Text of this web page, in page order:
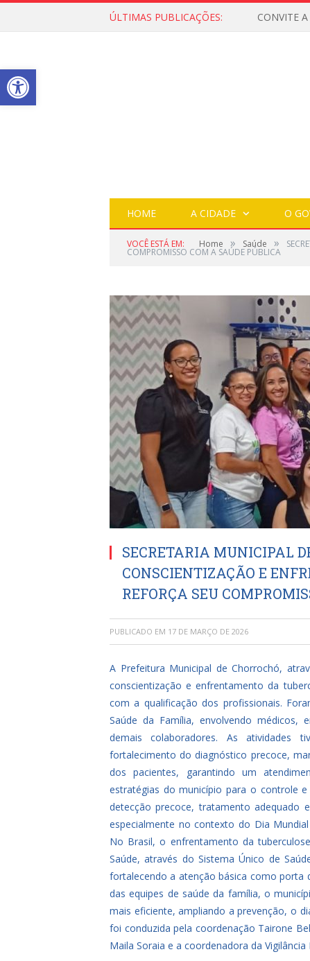
ÚLTIMAS PUBLICAÇÕES:
HOME A CIDADE O
VOCÊ ESTÁ EM: Home » Saúde »
COMPROMISSO COM A SAÚDE PÚBLICA
SECRETARIA MUNICIPAL
CONSCIENTIZAÇÃO E
REFORÇA SEU
PUBLICADO EM 17 DE MARÇO DE 2026
A Prefeitura Municipal de Chorrochó,
conscientização e enfrentamento da
com a qualificação dos profissionais.
Saúde da Família, envolvendo médicos,
demais colaboradores. As atividades
fortalecimento do diagnóstico precoce,
dos pacientes, garantindo um
estratégias do município para o controle
detecção precoce, tratamento adequado
especialmente no contexto do Dia
No Brasil, o enfrentamento da
Saúde, através do Sistema Único de
fortalecendo a atenção básica como porta
das equipes de saúde da família, o
mais eficiente, ampliando a prevenção, o
foi conduzida pela coordenação Tairone
Maila Soraia e a coordenadora da
Open toolbar